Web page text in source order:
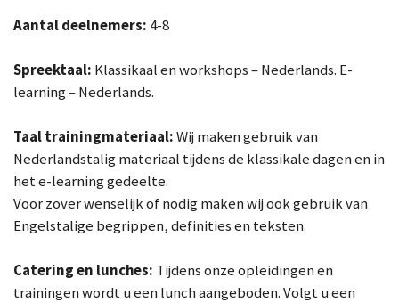
Aantal deelnemers: 4-8
Spreektaal: Klassikaal en workshops – Nederlands. E-
learning – Nederlands.
Taal trainingmateriaal:Wij maken gebruik van
Nederlandstalig materiaal tijdens de klassikale dagen en in
het e-learning gedeelte.
Voor zover wenselijk of nodig maken wij ook gebruik van
Engelstalige begrippen, definities en teksten.
Catering en lunches: Tijdens onze opleidingen en
trainingen wordt u een lunch aangeboden. Volgt u een